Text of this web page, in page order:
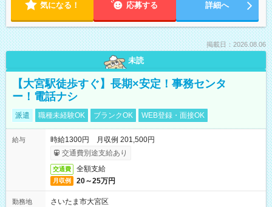
気になる！ 応募する 詳細へ
掲載日：2026.08.06
未読
【大宮駅徒歩すぐ】長期×安定！事務センタ
ー！電話ナシ
派遣 職種未経験OK ブランクOK WEB登録・面接OK
給与
時給1300円 月収例 201,500円
交通費別途支給あり
交通費 全額支給
月収例 20～25万円
勤務地 さいたま市大宮区